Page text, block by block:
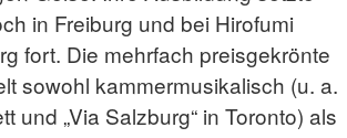
in Freiburg und bei Hirofumi
fort. Die mehrfach preisgekrönte
sowohl kammermusikalisch (u. a.
und „Via Salzburg“ in Toronto) als